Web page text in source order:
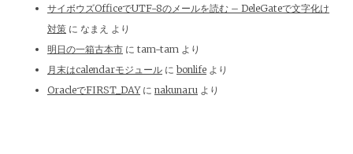
サイボウズOfficeでUTF-8のメールを読む – DeleGateで文字化け
対策 に なまえ より
明日の一箱古本市 に tam-tam より
月末はcalendarモジュール に bonlife より
OracleでFIRST_DAYに nakunaru より